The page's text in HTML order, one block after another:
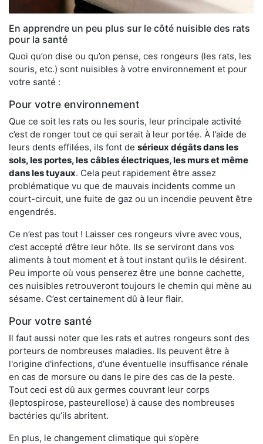
En apprendre un peu plus sur le côté nuisible des rats
pour la santé
Quoi qu’on dise ou qu’on pense, ces rongeurs (les rats, les
souris, etc.) sont nuisibles à votre environnement et pour
votre santé :
Pour votre environnement
Que ce soit les rats ou les souris, leur principale activité
c’est de ronger tout ce qui serait à leur portée. À l’aide de
leurs dents effilées, ils font de sérieux dégâts dans les
sols, les portes, les câbles électriques, les murs et même
dans les tuyaux. Cela peut rapidement être assez
problématique vu que de mauvais incidents comme un
court-circuit, une fuite de gaz ou un incendie peuvent être
engendrés.
Ce n’est pas tout ! Laisser ces rongeurs vivre avec vous,
c’est accepté d’être leur hôte. Ils se serviront dans vos
aliments à tout moment et à tout instant qu’ils le désirent.
Peu importe où vous penserez être une bonne cachette,
ces nuisibles retrouveront toujours le chemin qui mène au
sésame. C’est certainement dû à leur flair.
Pour votre santé
Il faut aussi noter que les rats et autres rongeurs sont des
porteurs de nombreuses maladies. Ils peuvent être à
l'origine d'infections, d'une éventuelle insuffisance rénale
en cas de morsure ou dans le pire des cas de la peste.
Tout ceci est dû aux germes couvrant leur corps
(leptospirose, pasteurellose) à cause des nombreuses
bactéries qu’ils abritent.
En plus, le changement climatique qui s’opère